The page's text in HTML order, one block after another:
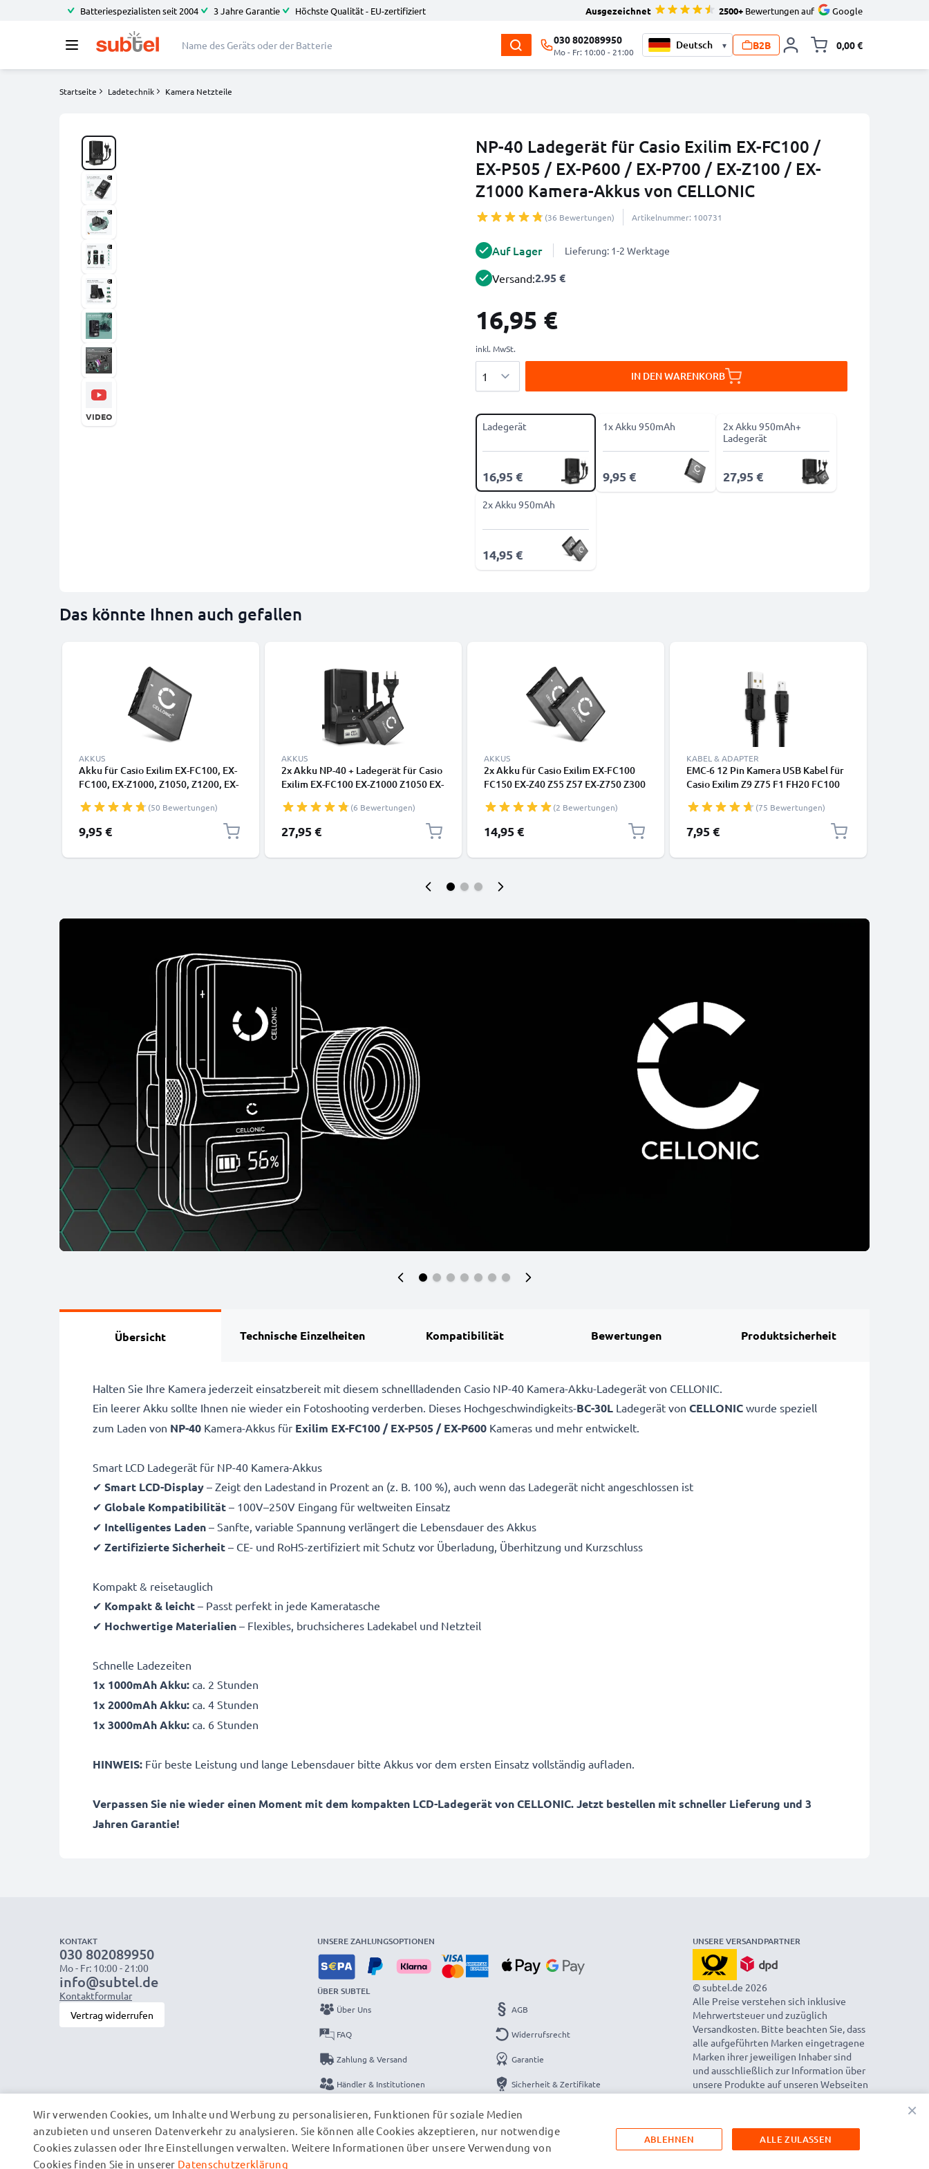
Batteriespezialisten seit 2004 3 Jahre Garantie Höchste Qualität - EU-zertifiziert Ausgezeichnet 2500+ Bewertungen auf Google
030 802089950
Mo - Fr: 10:00 - 21:00
▾ B2B 0,00 €
Startseite Ladetechnik Kamera Netzteile
NP-40 Ladegerät für Casio Exilim EX-FC100 /
EX-P505 / EX-P600 / EX-P700 / EX-Z100 / EX-
Z1000 Kamera-Akkus von CELLONIC
(36 Bewertungen) Artikelnummer: 100731
VIDEO
Auf Lager Lieferung: 1-2 Werktage
Versand:2.95 €
16,95 €
inkl. MwSt.
IN DEN WARENKORB
Ladegerät
16,95 €
1x Akku 950mAh
9,95 €
2x Akku 950mAh+
Ladegerät
27,95 €
2x Akku 950mAh
14,95 €
Das könnte Ihnen auch gefallen
AKKUS
Akku für Casio Exilim EX-FC100, EX-
FC100, EX-Z1000, Z1050, Z1200, EX-
EX-Z700 EX-Z850 Pro, EX-P505 -
950mAh, Batterie NP-40
(50 Bewertungen)
9,95 €
AKKUS
2x Akku NP-40 + Ladegerät für Casio
Exilim EX-FC100 EX-Z1000 Z1050 EX-
(6 Bewertungen)
27,95 €
AKKUS
2x Akku für Casio Exilim EX-FC100
FC150 EX-Z40 Z55 Z57 EX-Z750 Z300
(2 Bewertungen)
14,95 €
KABEL & ADAPTER
EMC-6 12 Pin Kamera USB Kabel für
Casio Exilim Z9 Z75 F1 FH20 FC100
FH100 H10 H30 Video-/
Fotokameras - EMC-6 Datenkabel
2.0, PVC Ladekabel
(75 Bewertungen)
7,95 €
Übersicht Technische Einzelheiten Kompatibilität Bewertungen Produktsicherheit
Halten Sie Ihre Kamera jederzeit einsatzbereit mit diesem schnellladenden Casio NP-40 Kamera-Akku-Ladegerät von CELLONIC.
Ein leerer Akku sollte Ihnen nie wieder ein Fotoshooting verderben. Dieses Hochgeschwindigkeits-BC-30L Ladegerät von CELLONIC wurde speziell
zum Laden von NP-40 Kamera-Akkus für Exilim EX-FC100 / EX-P505 / EX-P600 Kameras und mehr entwickelt.
Smart LCD Ladegerät für NP-40 Kamera-Akkus
✔ Smart LCD-Display – Zeigt den Ladestand in Prozent an (z. B. 100 %), auch wenn das Ladegerät nicht angeschlossen ist
✔ Globale Kompatibilität – 100V–250V Eingang für weltweiten Einsatz
✔ Intelligentes Laden – Sanfte, variable Spannung verlängert die Lebensdauer des Akkus
✔ Zertifizierte Sicherheit – CE- und RoHS-zertifiziert mit Schutz vor Überladung, Überhitzung und Kurzschluss
Kompakt & reisetauglich
✔ Kompakt & leicht – Passt perfekt in jede Kameratasche
✔ Hochwertige Materialien – Flexibles, bruchsicheres Ladekabel und Netzteil
Schnelle Ladezeiten
1x 1000mAh Akku: ca. 2 Stunden
1x 2000mAh Akku: ca. 4 Stunden
1x 3000mAh Akku: ca. 6 Stunden
HINWEIS: Für beste Leistung und lange Lebensdauer bitte Akkus vor dem ersten Einsatz vollständig aufladen.
Verpassen Sie nie wieder einen Moment mit dem kompakten LCD-Ladegerät von CELLONIC. Jetzt bestellen mit schneller Lieferung und 3
Jahren Garantie!
KONTAKT
030 802089950
Mo - Fr: 10:00 - 21:00
info@subtel.de
Kontaktformular
Vertrag widerrufen
UNSERE ZAHLUNGSOPTIONEN
ÜBER SUBTEL
Über Uns
FAQ
Zahlung & Versand
Händler & Institutionen
Kataloge
Kontakt
AGB
Widerrufsrecht
Garantie
Sicherheit & Zertifikate
Impressum
UNSERE VERSANDPARTNER
© subtel.de 2026
Alle Preise verstehen sich inklusive
Mehrwertsteuer und zuzüglich
Versandkosten. Bitte beachten Sie, dass
alle aufgeführten Marken eingetragene
Marken ihrer jeweiligen Inhaber sind
und ausschließlich zur Information über
unsere Produkte auf unseren Webseiten
genannt werden.
×
Wir verwenden Cookies, um Inhalte und Werbung zu personalisieren, Funktionen für soziale Medien
anzubieten und unseren Datenverkehr zu analysieren. Sie können alle Cookies akzeptieren, nur notwendige
Cookies zulassen oder Ihre Einstellungen verwalten. Weitere Informationen über unsere Verwendung von
Cookies finden Sie in unserer Datenschutzerklärung
ALLE ZULASSEN
ABLEHNEN